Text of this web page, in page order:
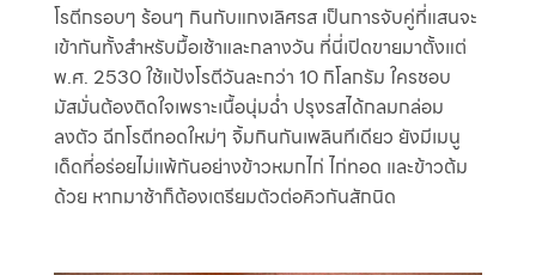
โรตีกรอบๆ ร้อนๆ กินกับแกงเลิศรส เป็นการจับคู่ที่แสนจะ
เข้ากันทั้งสำหรับมื้อเช้าและกลางวัน ที่นี่เปิดขายมาตั้งแต่
พ.ศ. 2530 ใช้แป้งโรตีวันละกว่า 10 กิโลกรัม ใครชอบ
มัสมั่นต้องติดใจเพราะเนื้อนุ่มฉ่ำ ปรุงรสได้กลมกล่อม
ลงตัว ฉีกโรตีทอดใหม่ๆ จิ้มกินกันเพลินทีเดียว ยังมีเมนู
เด็ดที่อร่อยไม่แพ้กันอย่างข้าวหมกไก่ ไก่ทอด และข้าวต้ม
ด้วย หากมาช้าก็ต้องเตรียมตัวต่อคิวกันสักนิด